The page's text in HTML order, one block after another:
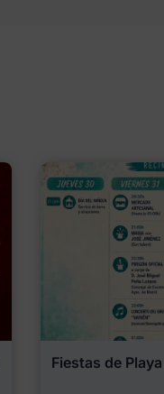
Fiestas de